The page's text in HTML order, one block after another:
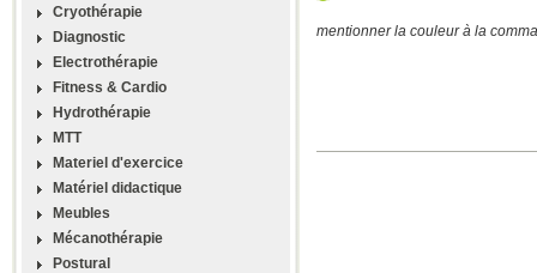
Cryothérapie
Diagnostic
Electrothérapie
Fitness & Cardio
Hydrothérapie
MTT
Materiel d'exercice
Matériel didactique
Meubles
Mécanothérapie
Postural
mentionner la couleur à la